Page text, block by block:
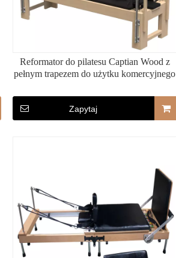
Reformator do pilatesu Captian Wood z
pełnym trapezem do użytku komercyjnego
Zapytaj